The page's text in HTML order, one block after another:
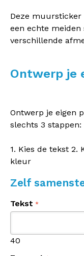
Deze
een echte
verschillende
Ontwerp je
Ontwerp je eigen
slechts 3 stappen:
1. Kies de tekst 2.
kleur
Zelf
Tekst
40